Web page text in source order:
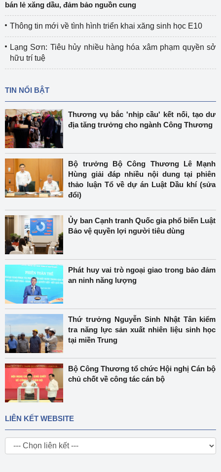
bán lẻ xăng dầu, đảm bảo nguồn cung
Thông tin mới về tình hình triển khai xăng sinh học E10
Lạng Sơn: Tiêu hủy nhiều hàng hóa xâm phạm quyền sở
hữu trí tuệ
TIN NỔI BẬT
Thương vụ bắc 'nhịp cầu' kết nối, tạo dư
địa tăng trưởng cho ngành Công Thương
Bộ trưởng Bộ Công Thương Lê Mạnh
Hùng giải đáp nhiều nội dung tại phiên
thảo luận Tổ về dự án Luật Dầu khí (sửa
đổi)
Ủy ban Cạnh tranh Quốc gia phổ biến Luật
Bảo vệ quyền lợi người tiêu dùng
Phát huy vai trò ngoại giao trong bảo đảm
an ninh năng lượng
Thứ trưởng Nguyễn Sinh Nhật Tân kiểm
tra năng lực sản xuất nhiên liệu sinh học
tại miền Trung
Bộ Công Thương tổ chức Hội nghị Cán bộ
chủ chốt về công tác cán bộ
LIÊN KẾT WEBSITE